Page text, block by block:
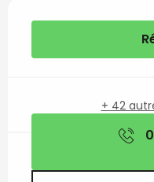
+ 42